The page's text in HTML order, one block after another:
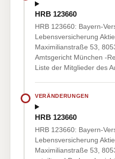
HRB 123660
HRB 123660: Bayern-
Lebensversicherung
Maximilianstraße 53,
Amtsgericht München -
Liste der Mitglieder des
VERÄNDERUNGEN
HRB 123660
HRB 123660: Bayern-
Lebensversicherung
Maximilianstraße 53,